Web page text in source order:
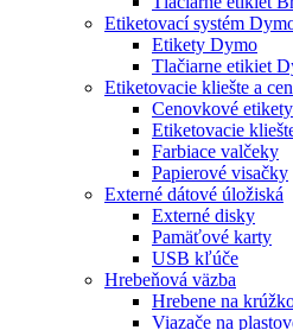
Etiketovací systém
Etikety Dymo
Tlačiarne etikiet
Etiketovacie kliešte a
Cenovkové etikety
Etiketovacie
Farbiace valčeky
Papierové visačky
Externé dátové úložiská
Externé disky
Pamäťové karty
USB kľúče
Hrebeňová väzba
Hrebene na
Viazače na